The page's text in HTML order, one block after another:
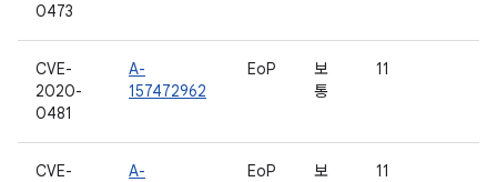
0473
CVE-
2020-
0481
A-
157472962
EoP
보
통
11
CVE-
A-
EoP
보
11